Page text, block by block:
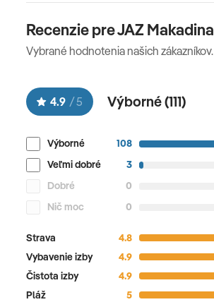
Recenzie pre JAZ Makadina
Vybrané hodnotenia našich zákazníkov.
4.9 /5 Výborné (111)
Výborné
108
Veľmi dobré
3
Dobré
0
Nič moc
0
Strava
4.8
Vybavenie izby
4.9
Čistota izby
4.9
Pláž
5